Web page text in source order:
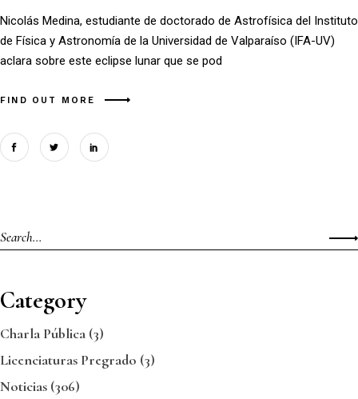
Nicolás Medina, estudiante de doctorado de Astrofísica del Instituto
de Física y Astronomía de la Universidad de Valparaíso (IFA-UV)
aclara sobre este eclipse lunar que se pod
FIND OUT MORE
Category
Charla Pública (3)
Licenciaturas Pregrado (3)
Noticias (306)